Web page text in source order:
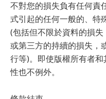
不對您的損失負有任何責
式引起的任何一般的、特
(包括但不限於資料的損
或第三方的持續的損失，
行等)。即使版權所有者
性也不例外。